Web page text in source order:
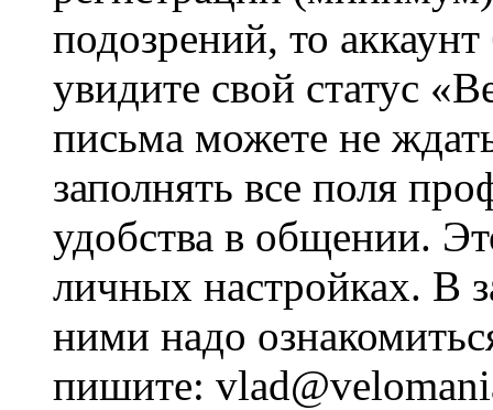
подозрений, то
увидите свой статус
письма можете не
заполнять все поля
удобства в общении.
личных настройках. В
ними надо
пишите: